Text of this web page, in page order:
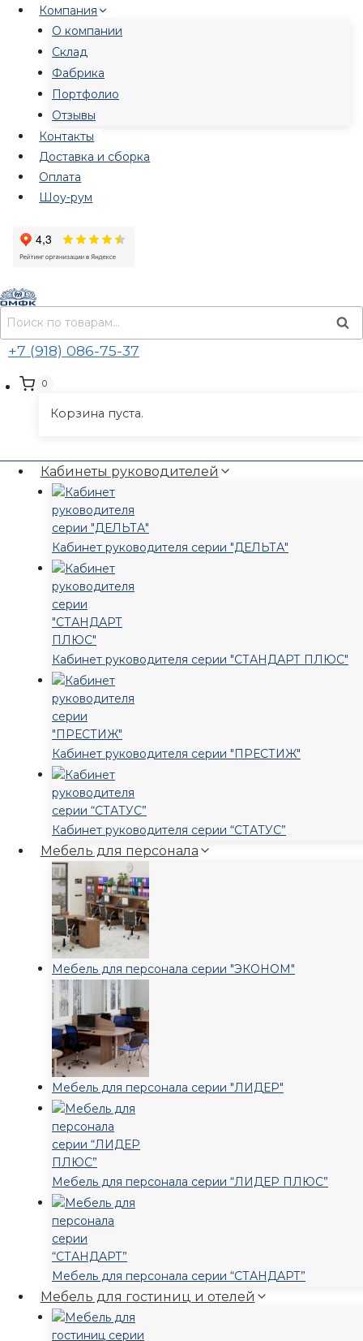
Перейти
содержимому
Компания
О компании
Склад
Фабрика
Портфолио
Отзывы
Контакты
Доставка и сборка
Оплата
Шоу-рум
Искать:
+7 (918) 086-75-37
0
Корзина пуста.
Кабинеты руководителей
Кабинет руководителя серии "ДЕЛЬТА"
Кабинет руководителя серии "СТАНДАРТ ПЛЮС"
Кабинет руководителя серии "ПРЕСТИЖ"
Кабинет руководителя серии “СТАТУС”
Мебель для персонала
Мебель для персонала серии "ЭКОНОМ"
Мебель для персонала серии "ЛИДЕР"
Мебель для персонала серии “ЛИДЕР ПЛЮС”
Мебель для персонала серии “СТАНДАРТ”
Мебель для гостиниц и отелей